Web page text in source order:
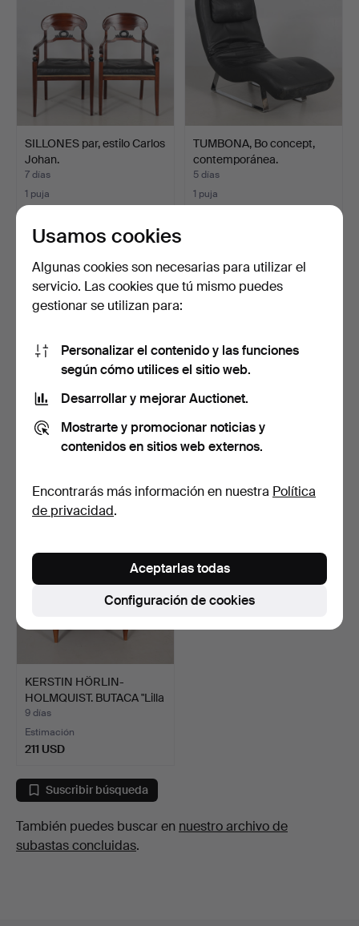
SILLONES par, estilo Carlos
Johan.
7 días
1 puja
32 USD
TUMBONA, Bo concept,
contemporánea.
5 días
1 puja
gustaviano.
5 días
KERSTIN HÖRLIN-
HOLMQUIST. BUTACA "Lilla
Ad…
9 días
Estimación
211 USD
Suscribir búsqueda
También puedes buscar en nuestro archivo de
subastas concluidas.
Usamos cookies
Algunas cookies son necesarias para utilizar el
servicio. Las cookies que tú mismo puedes
gestionar se utilizan para:
Personalizar el contenido y las funciones
según cómo utilices el sitio web.
Desarrollar y mejorar Auctionet.
Mostrarte y promocionar noticias y
contenidos en sitios web externos.
Encontrarás más información en nuestra Política
de privacidad.
Configuración de cookies
Aceptarlas todas